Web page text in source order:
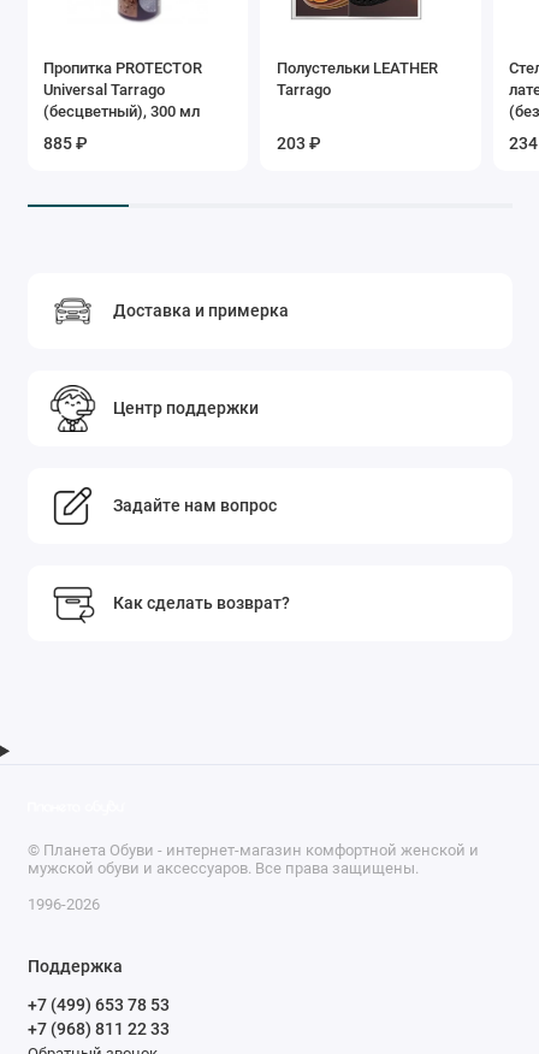
Пропитка PROTECTOR
Universal Tarrago
(бесцветный), 300 мл
885 ₽
Полустельки LEATHER
Tarrago
203 ₽
Доставка и примерка
Центр поддержки
Задайте нам вопрос
Как сделать возврат?
© Планета Обуви - интернет-магазин комфортной женской и
мужской обуви и аксессуаров. Все права защищены.
1996-2026
Поддержка
+7 (499) 653 78 53
+7 (968) 811 22 33